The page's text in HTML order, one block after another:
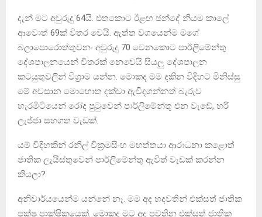
දැන් මට අවුරුදු 64යි. එතකොට ඊළඟ ඡන්දේ නියම කාලේ
ආවොත් 69ක් විතර වෙයි. ඇත්ත වශයෙන්ම මගේ
බලාපොරොත්තුවනං අවුරුදු 70 වෙනකොට පාර්ලිමේන්තු
දේශපාලනයෙන් විතරක් නෙවෙයි සියලු දේශපාලන
කටයුතුවලින් විශ්‍රාම යන්න. මොකද මම දකින විදිහට මිනිස්සු
මේ අවසාන මොහොත දක්වා ඇවිදගන්නත් බැරුව
හැරමිටියෙන් රෝද පුටුවෙන් පාර්ලිමේන්තු එන වැඩේ, හරි
ලැජ්ජා සහගත වැඩක්.
යම් විදිහකින් රනිල් වික්‍රමසිංහ මහත්තයා ආරාධනා කළොත්
ජාතික ලැයිස්තුවෙන් පාර්ලිමේන්තු ඇවිත් වැඩක් කරන්න
කියලා?
අනිවාර්යයෙන්ම යන්නේ නෑ. මම අද හදවතින් එක්සත් ජාතික
පක්ෂ පාක්ෂිකයෙක්. මොකද මට අද පවතින එක්සත් ජාතික